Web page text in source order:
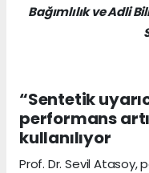
Bağımlılık ve Adli
“Sentetik
performans
kullanılıyor
Prof. Dr. Sevil Atasoy,